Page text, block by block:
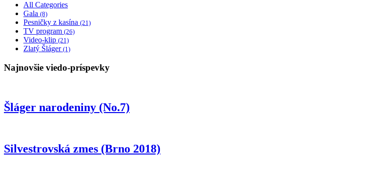
All Categories
Gala (8)
Pesničky z kasína (21)
TV program (26)
Video-klip (21)
Zlatý Šláger (1)
Najnovšie viedo-príspevky
Šláger narodeniny (No.7)
Silvestrovská zmes (Brno 2018)